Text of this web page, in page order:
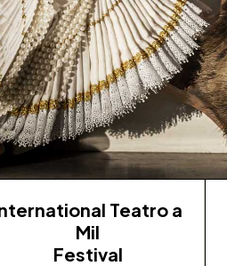
Teatro a
Mil
Festival